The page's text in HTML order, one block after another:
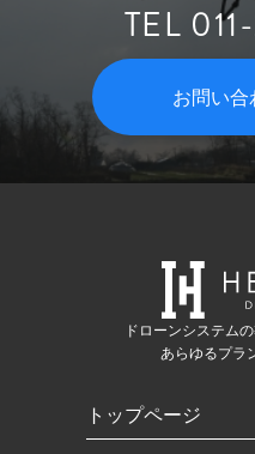
TEL
お問い
ドローンシステム
あらゆるプラ
トップページ